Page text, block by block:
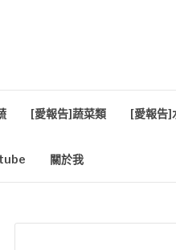
[愛報告]蔬菜類 [愛報告]
關於我